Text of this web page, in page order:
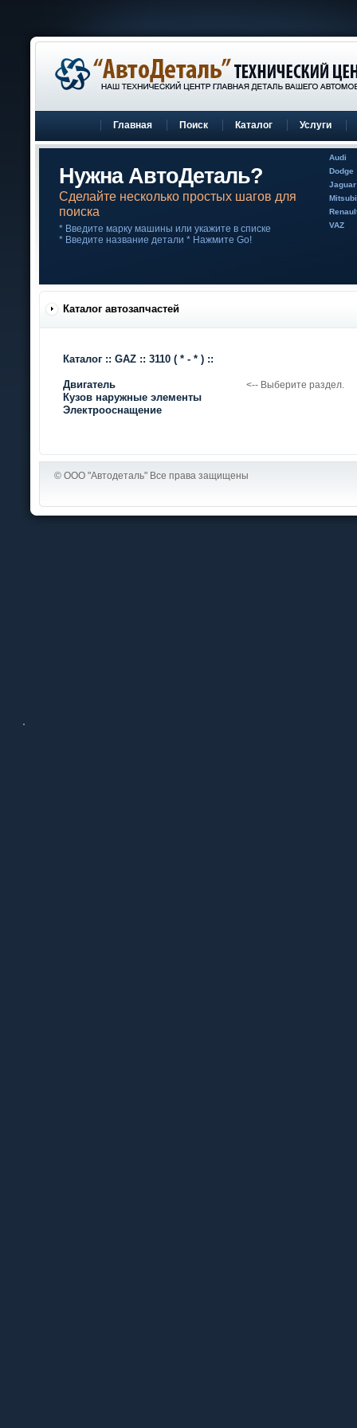
Главная Поиск Каталог Услуги
Нужна АвтоДеталь?
Сделайте несколько простых шагов для
поиска
* Введите марку машины или укажите в списке
* Введите название детали * Нажмите Go!
Audi
Dodge
Jaguar
VAZ
Каталог автозапчастей
Каталог :: GAZ :: 3110 ( * - * ) ::
Двигатель
Кузов наружные элементы
Электрооснащение
<-- Выберите раздел.
© ООО "Автодеталь" Все права защищены